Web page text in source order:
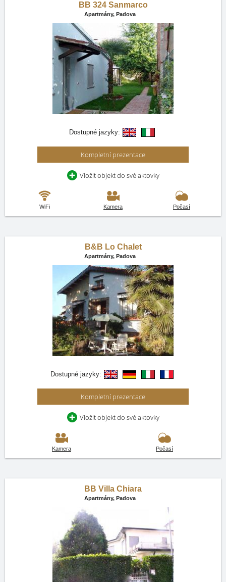
BB 324 Sanmarco
Apartmány, Padova
Dostupné jazyky:
Kompletní prezentace
Vložit objekt do své aktovky
WiFi Kamera Počasí
B&B Lo Chalet
Apartmány, Padova
Dostupné jazyky:
Kompletní prezentace
Vložit objekt do své aktovky
Kamera Počasí
BB Villa Chiara
Apartmány, Padova